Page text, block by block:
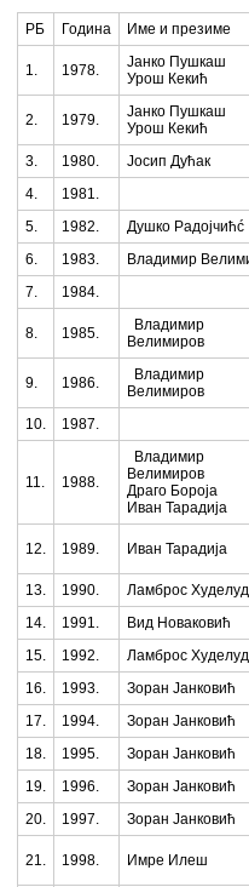
РБ Година Име и презиме
1. 1978.
Јанко Пушкаш
Урош Кекић
2. 1979.
Јанко Пушкаш
Урош Кекић
3.
1980.
Јосип Дућак
4.
1981.
5.
1982.
Душко Радојчићć
6.
1983.
Владимир
7.
1984.
8. 1985.
Владимир
Велимиров
9. 1986.
Владимир
Велимиров
10.
1987.
11. 1988.
Владимир
Велимиров
Драго Бороја
Иван Тарадија
12. 1989. Иван Тарадија
13. 1990.
Ламброс
14.
1991.
Вид Новаковић
15.
1992.
Ламброс
16.
1993.
Зоран Јанковић
17.
1994.
Зоран Јанковић
18.
1995.
Зоран Јанковић
19.
1996.
Зоран Јанковић
20.
1997. Зоран Јанковић
21. 1998. Имре Илеш